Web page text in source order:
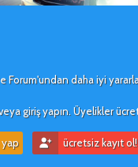
Forum'undan daha iyi
giriş yapın. Üyelikler
yap ücretsiz kayıt ol!